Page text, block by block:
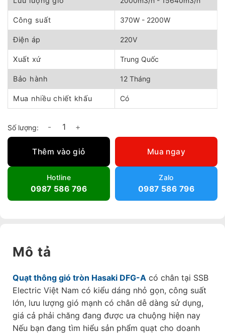
Công suất 370W - 2200W
Điện áp 220V
Xuất xứ Trung Quốc
Bảo hành 12 Tháng
Mua nhiều chiết khấu Có
Quạt thông gió tròn Hasaki DFG-A | Đủ các mã số lượng
Thêm vào giỏ Mua ngay
Hotline
0987 586 796
Zalo
0987 586 796
Mô tả
Quạt thông gió tròn Hasaki DFG-A có chân tại SSB
Electric Việt Nam có kiểu dáng nhỏ gọn, công suất
lớn, lưu lượng gió mạnh có chân dễ dàng sử dụng,
giá cả phải chăng đang được ưa chuộng hiện nay
Nếu bạn đang tìm hiểu sản phẩm quạt cho doanh